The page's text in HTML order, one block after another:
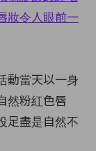
動當天以一身
然粉紅色唇
足盡是自然不